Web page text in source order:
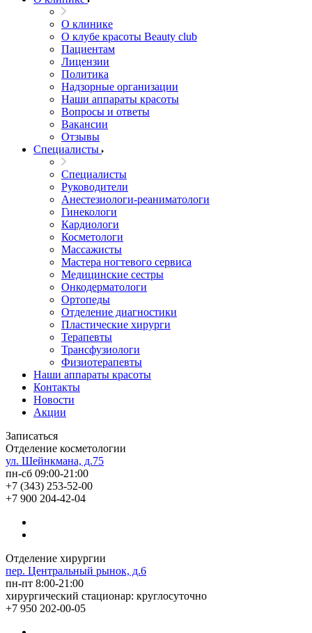
О клинике
О клубе красоты Beauty club
Пациентам
Лицензии
Политика
Надзорные организации
Наши аппараты красоты
Вопросы и ответы
Вакансии
Отзывы
Специалисты
Специалисты
Руководители
Анестезиологи-реаниматологи
Гинекологи
Кардиологи
Косметологи
Массажисты
Мастера ногтевого сервиса
Медицинские сестры
Онкодерматологи
Ортопеды
Отделение диагностики
Пластические хирурги
Терапевты
Трансфузиологи
Физиотерапевты
Наши аппараты красоты
Контакты
Новости
Акции
Записаться
Отделение косметологии
ул. Шейнкмана, д.75
пн-сб 09:00-21:00
+7 (343) 253-52-00
+7 900 204-42-04
Отделение хирургии
пер. Центральный рынок, д.6
пн-пт 8:00-21:00
хирургический стационар: круглосуточно
+7 950 202-00-05